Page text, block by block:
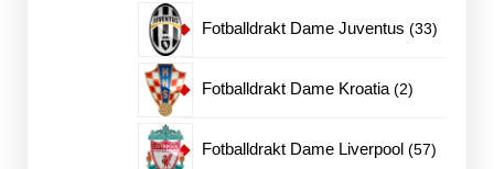
Fotballdrakt Dame Juventus 3333
Fotballdrakt Dame Kroatia 22
Fotballdrakt Dame Liverpool 5757